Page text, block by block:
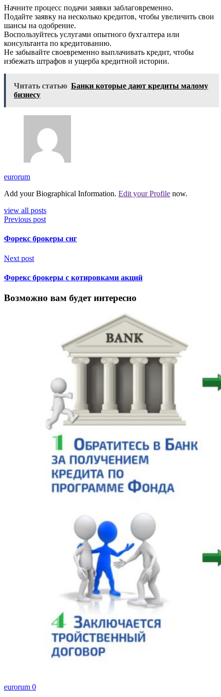
Начните процесс подачи заявки заблаговременно.
Подайте заявку на несколько кредитов, чтобы увеличить свои
шансы на одобрение.
Воспользуйтесь услугами опытного бухгалтера или
консультанта по кредитованию.
Не забывайте своевременно выплачивать кредит, чтобы
избежать штрафов и ущерба кредитной истории.
Читать статью Банки которые дают кредиты малому
бизнесу
eurorum
Add your Biographical Information. Edit your Profile now.
view all posts
Previous post
Форекс брокеры снг
Next post
Форекс брокеры с котировками акций
Возможно вам будет интересно
eurorum 0